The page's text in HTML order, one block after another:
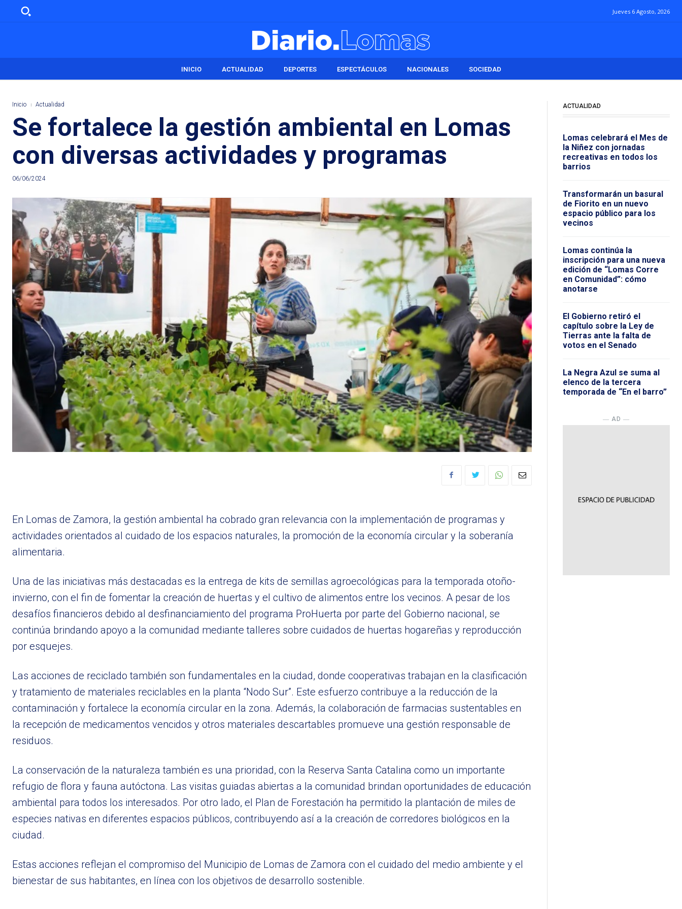
Jueves 6 Agosto, 2026
INICIO ACTUALIDAD DEPORTES ESPECTÁCULOS NACIONALES SOCIEDAD
Inicio Actualidad
Se fortalece la gestión ambiental en Lomas
con diversas actividades y programas
06/06/2024
En Lomas de Zamora, la gestión ambiental ha cobrado gran relevancia con la implementación de programas y
actividades orientados al cuidado de los espacios naturales, la promoción de la economía circular y la soberanía
alimentaria.
Una de las iniciativas más destacadas es la entrega de kits de semillas agroecológicas para la temporada otoño-
invierno, con el fin de fomentar la creación de huertas y el cultivo de alimentos entre los vecinos. A pesar de los
desafíos financieros debido al desfinanciamiento del programa ProHuerta por parte del Gobierno nacional, se
continúa brindando apoyo a la comunidad mediante talleres sobre cuidados de huertas hogareñas y reproducción
por esquejes.
Las acciones de reciclado también son fundamentales en la ciudad, donde cooperativas trabajan en la clasificación
y tratamiento de materiales reciclables en la planta “Nodo Sur”. Este esfuerzo contribuye a la reducción de la
contaminación y fortalece la economía circular en la zona. Además, la colaboración de farmacias sustentables en
la recepción de medicamentos vencidos y otros materiales descartables promueve una gestión responsable de
residuos.
La conservación de la naturaleza también es una prioridad, con la Reserva Santa Catalina como un importante
refugio de flora y fauna autóctona. Las visitas guiadas abiertas a la comunidad brindan oportunidades de educación
ambiental para todos los interesados. Por otro lado, el Plan de Forestación ha permitido la plantación de miles de
especies nativas en diferentes espacios públicos, contribuyendo así a la creación de corredores biológicos en la
ciudad.
Estas acciones reflejan el compromiso del Municipio de Lomas de Zamora con el cuidado del medio ambiente y el
bienestar de sus habitantes, en línea con los objetivos de desarrollo sostenible.
ACTUALIDAD
Lomas celebrará el Mes de
la Niñez con jornadas
recreativas en todos los
barrios
Transformarán un basural
de Fiorito en un nuevo
espacio público para los
vecinos
Lomas continúa la
inscripción para una nueva
edición de “Lomas Corre
en Comunidad”: cómo
anotarse
El Gobierno retiró el
capítulo sobre la Ley de
Tierras ante la falta de
votos en el Senado
La Negra Azul se suma al
elenco de la tercera
temporada de “En el barro”
― AD ―